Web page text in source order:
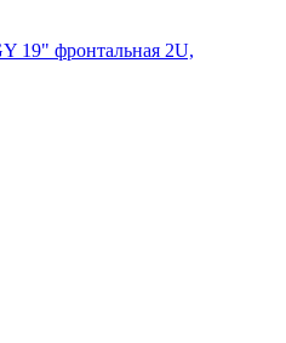
19" фронтальная 2U,